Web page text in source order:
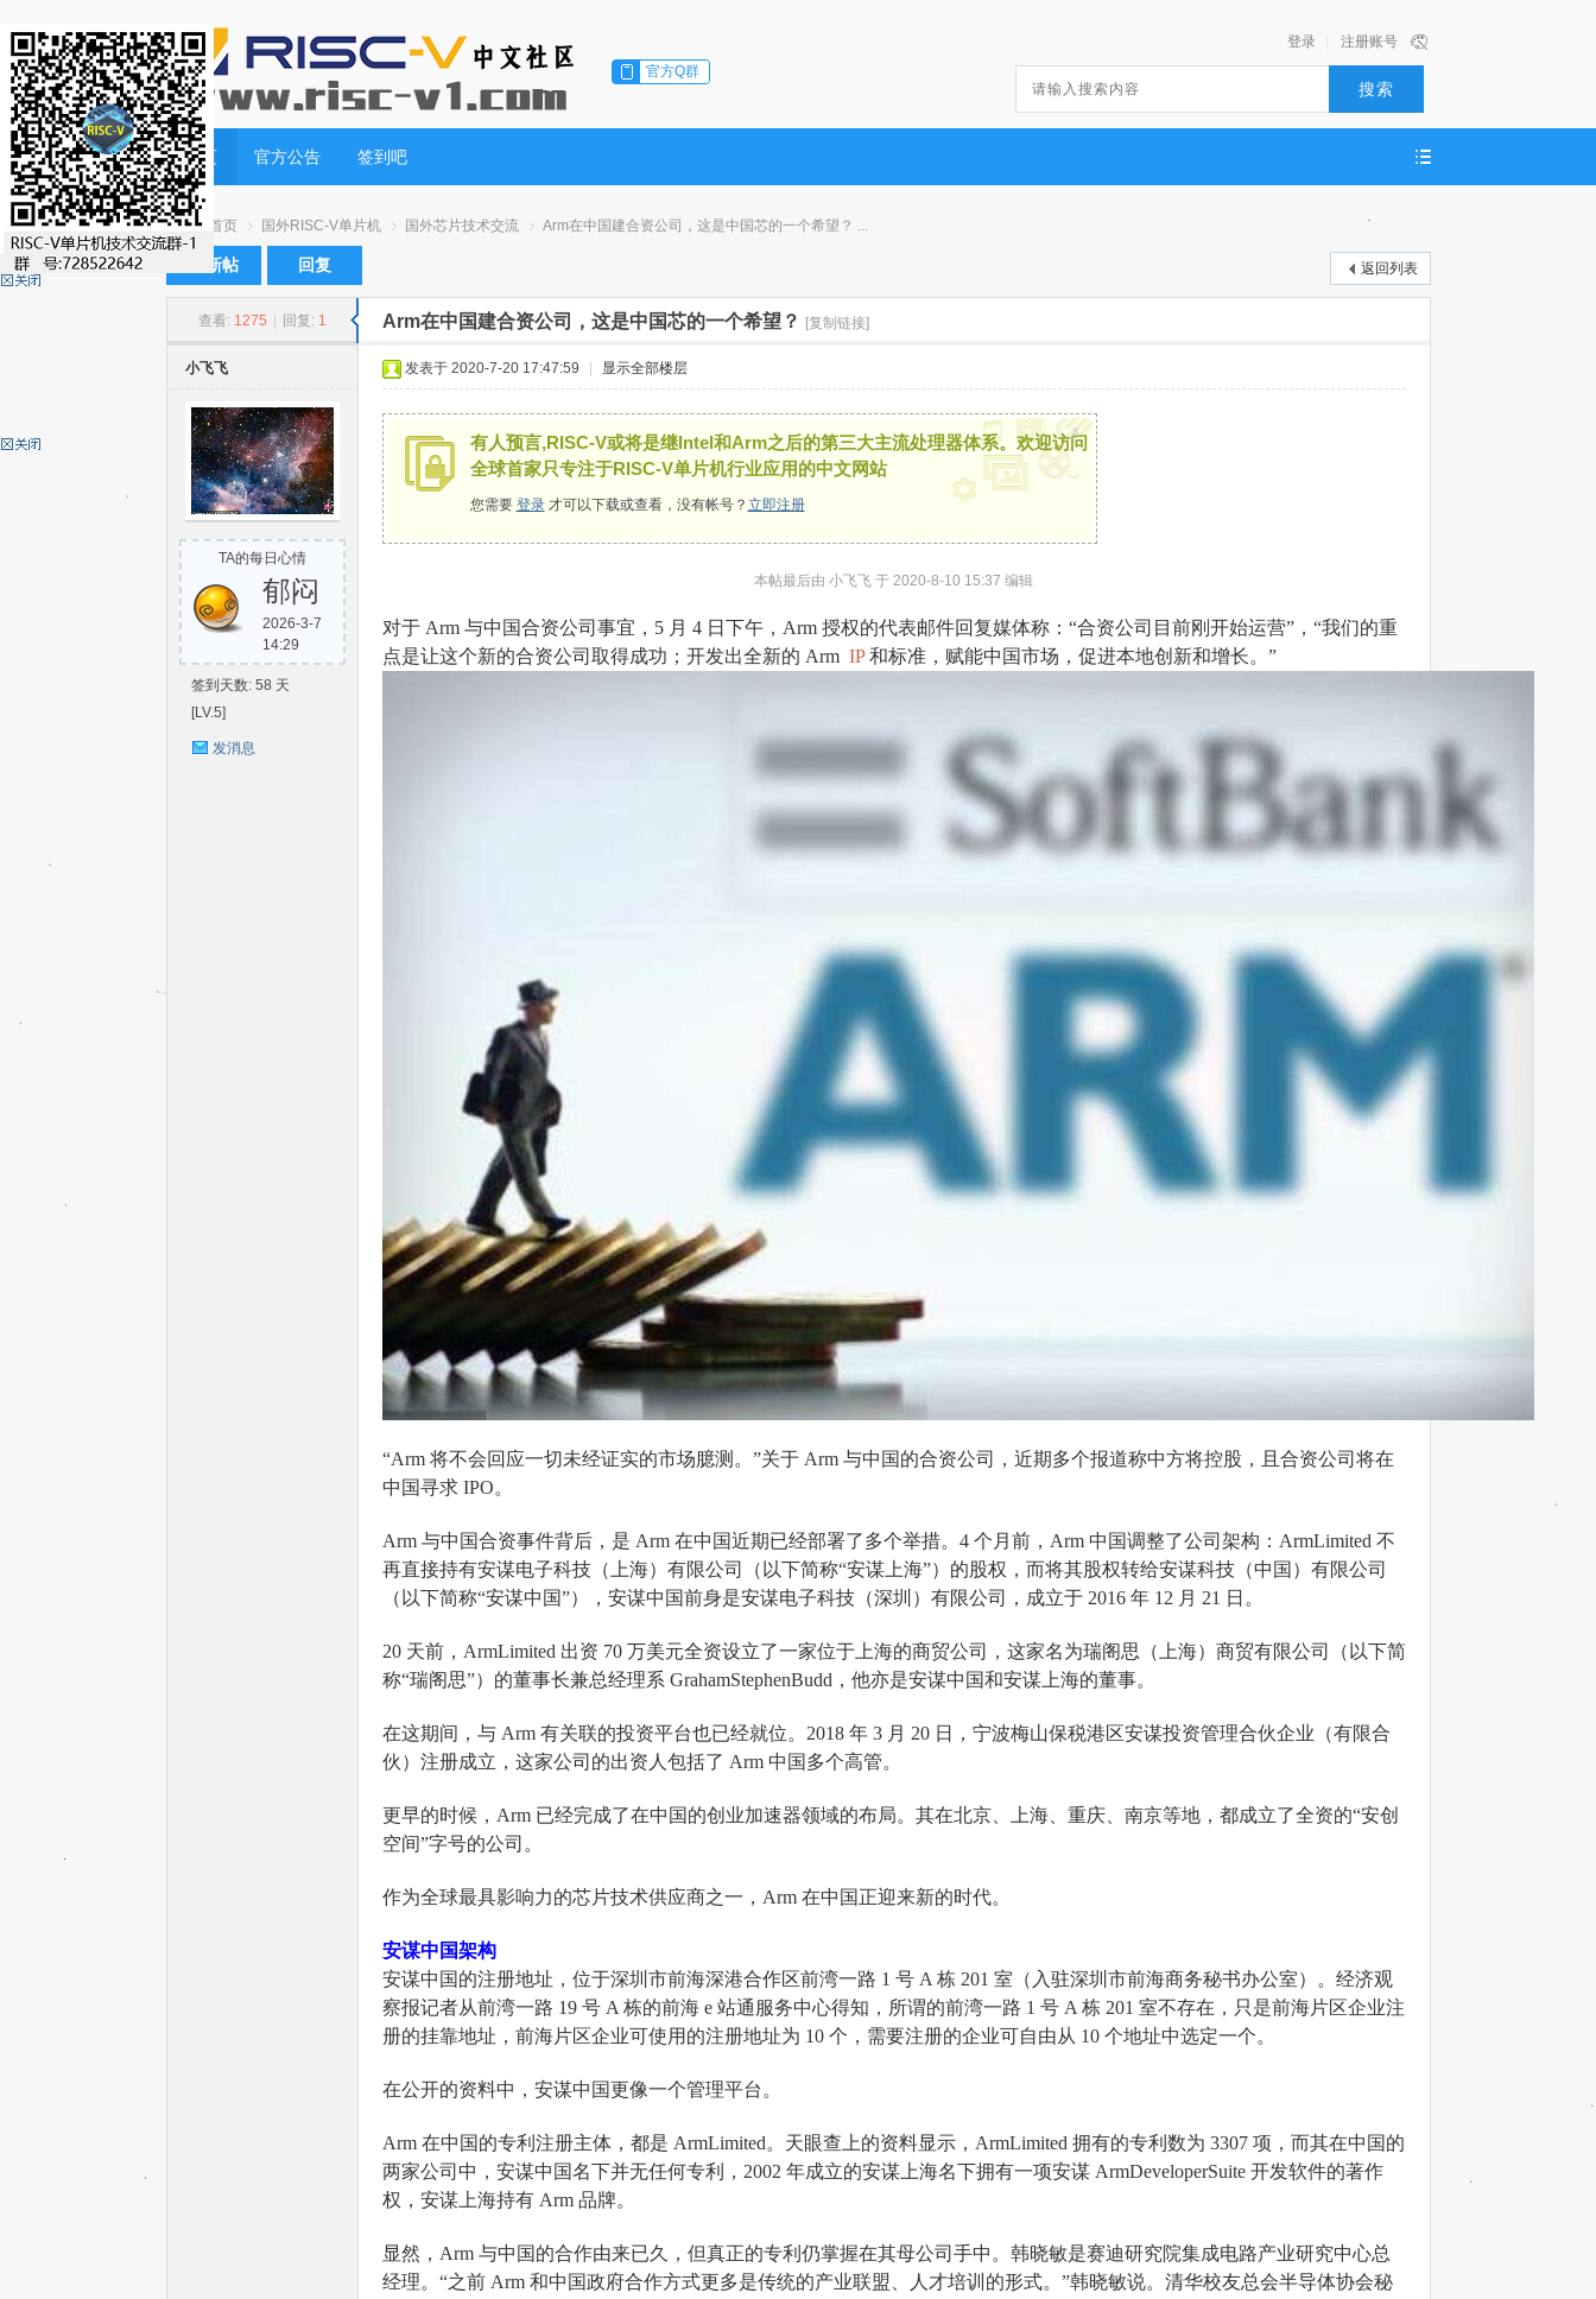
官方Q群
注册账号
登录
搜索
首页 官方公告 签到吧
首页
›
国外RISC-V单片机
›
国外芯片技术交流
›
Arm在中国建合资公司，这是中国芯的一个希望？ ...
返回列表
发新帖 回复
查看: 1275 回复: 1 Arm在中国建合资公司，这是中国芯的一个希望？ [复制链接]
小飞飞
TA的每日心情
郁闷
2026-3-7
14:29
签到天数: 58 天
[LV.5]
发消息
发表于 2020-7-20 17:47:59 显示全部楼层
有人预言,RISC-V或将是继Intel和Arm之后的第三大主流处理器体系。欢迎访问
全球首家只专注于RISC-V单片机行业应用的中文网站
您需要 登录才可以下载或查看，没有帐号？ 立即注册
x
本帖最后由 小飞飞 于 2020-8-10 15:37 编辑
对于 Arm 与中国合资公司事宜，5 月 4 日下午，Arm 授权的代表邮件回复媒体称：“合资公司目前刚开始运营”，“我们的重
点是让这个新的合资公司取得成功；开发出全新的 Arm IP和标准，赋能中国市场，促进本地创新和增长。”
“Arm 将不会回应一切未经证实的市场臆测。”关于 Arm 与中国的合资公司，近期多个报道称中方将控股，且合资公司将在
中国寻求 IPO。
Arm 与中国合资事件背后，是 Arm 在中国近期已经部署了多个举措。4 个月前，Arm 中国调整了公司架构：ArmLimited 不
再直接持有安谋电子科技（上海）有限公司（以下简称“安谋上海”）的股权，而将其股权转给安谋科技（中国）有限公司
（以下简称“安谋中国”），安谋中国前身是安谋电子科技（深圳）有限公司，成立于 2016 年 12 月 21 日。
20 天前，ArmLimited 出资 70 万美元全资设立了一家位于上海的商贸公司，这家名为瑞阁思（上海）商贸有限公司（以下简
称“瑞阁思”）的董事长兼总经理系 GrahamStephenBudd，他亦是安谋中国和安谋上海的董事。
在这期间，与 Arm 有关联的投资平台也已经就位。2018 年 3 月 20 日，宁波梅山保税港区安谋投资管理合伙企业（有限合
伙）注册成立，这家公司的出资人包括了 Arm 中国多个高管。
更早的时候，Arm 已经完成了在中国的创业加速器领域的布局。其在北京、上海、重庆、南京等地，都成立了全资的“安创
空间”字号的公司。
作为全球最具影响力的芯片技术供应商之一，Arm 在中国正迎来新的时代。
安谋中国架构
安谋中国的注册地址，位于深圳市前海深港合作区前湾一路 1 号 A 栋 201 室（入驻深圳市前海商务秘书办公室）。经济观
察报记者从前湾一路 19 号 A 栋的前海 e 站通服务中心得知，所谓的前湾一路 1 号 A 栋 201 室不存在，只是前海片区企业注
册的挂靠地址，前海片区企业可使用的注册地址为 10 个，需要注册的企业可自由从 10 个地址中选定一个。
在公开的资料中，安谋中国更像一个管理平台。
Arm 在中国的专利注册主体，都是 ArmLimited。天眼查上的资料显示，ArmLimited 拥有的专利数为 3307 项，而其在中国的
两家公司中，安谋中国名下并无任何专利，2002 年成立的安谋上海名下拥有一项安谋 ArmDeveloperSuite 开发软件的著作
权，安谋上海持有 Arm 品牌。
显然，Arm 与中国的合作由来已久，但真正的专利仍掌握在其母公司手中。韩晓敏是赛迪研究院集成电路产业研究中心总
经理。“之前 Arm 和中国政府合作方式更多是传统的产业联盟、人才培训的形式。”韩晓敏说。清华校友总会半导体协会秘